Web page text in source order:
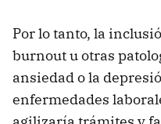
Por lo tanto, la
burnout u otras
ansiedad o la
enfermedades